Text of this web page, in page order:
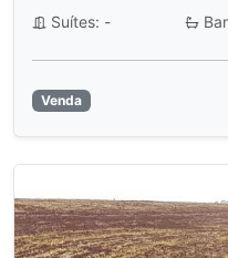
Suítes: -
Venda